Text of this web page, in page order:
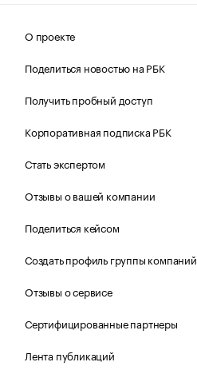
О проекте
Поделиться новостью на РБК
Получить пробный доступ
Корпоративная подписка РБК
Стать экспертом
Отзывы о вашей компании
Поделиться кейсом
Создать профиль группы компаний
Отзывы о сервисе
Сертифицированные партнеры
Лента публикаций